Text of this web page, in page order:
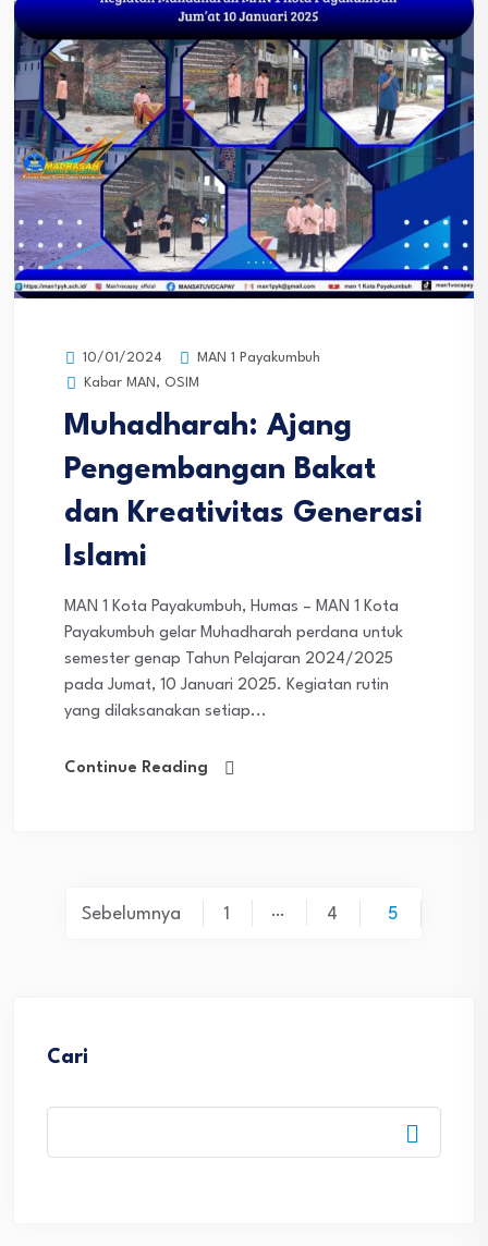
10/01/2024
MAN 1 Payakumbuh
Kabar MAN , OSIM
Muhadharah: Ajang
Pengembangan Bakat
dan Kreativitas Generasi
Islami
MAN 1 Kota Payakumbuh, Humas – MAN 1 Kota
Payakumbuh gelar Muhadharah perdana untuk
semester genap Tahun Pelajaran 2024/2025
pada Jumat, 10 Januari 2025. Kegiatan rutin
yang dilaksanakan setiap...
Continue Reading
Paginasi
Sebelumnya 1 … 4 5
Cari